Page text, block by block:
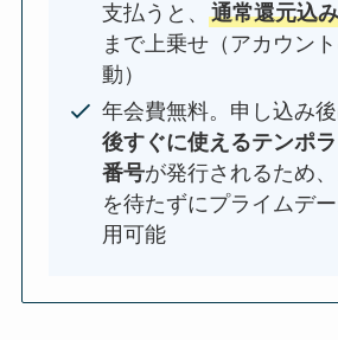
支払うと、通常還元込
まで上乗せ（アカウン
動）
年会費無料。申し込み
後すぐに使えるテンポ
番号が発行されるため
を待たずにプライムデ
用可能